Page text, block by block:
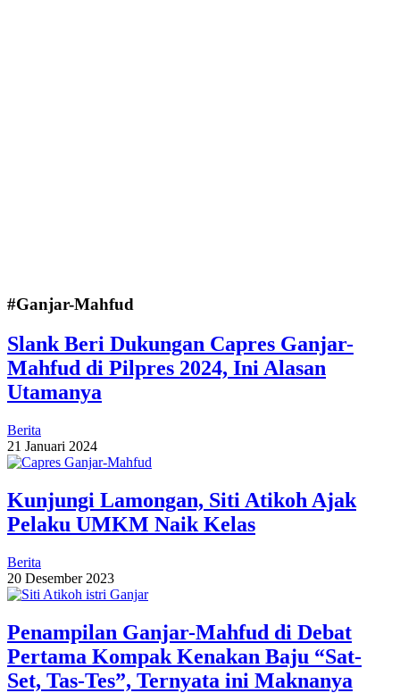
#Ganjar-Mahfud
Slank Beri Dukungan Capres Ganjar-
Mahfud di Pilpres 2024, Ini Alasan
Utamanya
Berita
21 Januari 2024
Kunjungi Lamongan, Siti Atikoh Ajak
Pelaku UMKM Naik Kelas
Berita
20 Desember 2023
Penampilan Ganjar-Mahfud di Debat
Pertama Kompak Kenakan Baju “Sat-
Set, Tas-Tes”, Ternyata ini Maknanya